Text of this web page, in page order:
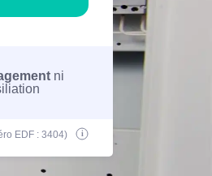
ni
EDF : 3404)